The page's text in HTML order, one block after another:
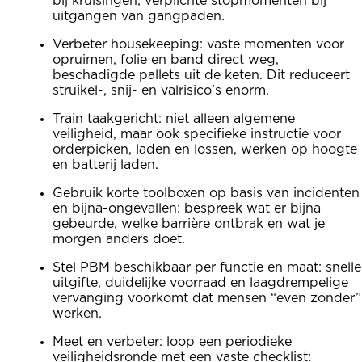
uitgangen van gangpaden.
Verbeter housekeeping: vaste momenten voor
opruimen, folie en band direct weg,
beschadigde pallets uit de keten. Dit reduceert
struikel-, snij- en valrisico’s enorm.
Train taakgericht: niet alleen algemene
veiligheid, maar ook specifieke instructie voor
orderpicken, laden en lossen, werken op hoogte
en batterij laden.
Gebruik korte toolboxen op basis van incidenten
en bijna-ongevallen: bespreek wat er bijna
gebeurde, welke barrière ontbrak en wat je
morgen anders doet.
Stel PBM beschikbaar per functie en maat: snelle
uitgifte, duidelijke voorraad en laagdrempelige
vervanging voorkomt dat mensen “even zonder”
werken.
Meet en verbeter: loop een periodieke
veiligheidsronde met een vaste checklist: